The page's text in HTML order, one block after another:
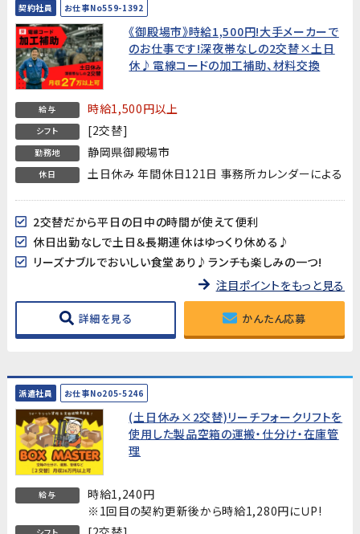
契約社員 お仕事No559-1392
《御殿場市》時給1,500円!大手メーカーで
のお仕事です!深夜帯なしの2交替×土日
休♪電線コードの加工補助、材料交換
給与 時給1,500円以上
シフト [2交替]
勤務地 静岡県御殿場市
休日 土日休み 年間休日121日 事務所カレンダーによる
2交替だから平日の日中の時間が使えて便利
休日出勤なしで土日＆長期連休はゆっくり休める♪
リーズナブルでおいしい食堂あり♪ランチも楽しみの一つ!
注目ポイントをもっと見る
詳細を見る かんたん応募
派遣社員 お仕事No205-5246
(土日休み×2交替)リーチフォークリフトを
使用した製品空箱の運搬・仕分け・在庫管
理
給与
時給1,240円
※1回目の契約更新後から時給1,280円にＵP!